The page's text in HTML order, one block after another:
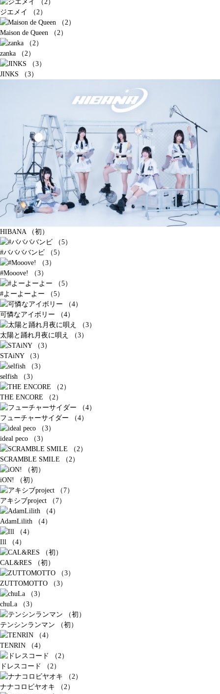
ジエメイ （2）
Maison de Queen （2）
zanka （2）
JINKS （3）
HIBANA （初）
#ババババンビ （5）
#Mooove! （3）
#よーよーよー （5）
可憐なアイボリー （4）
太陽と踊れ月夜に唄え （3）
STAiNY （3）
selfish （3）
THE ENCORE （2）
フューチャーサイダー （4）
ideal peco （3）
SCRAMBLE SMILE （2）
iON! （初）
アキシブproject （7）
AdamLilith （4）
Ill （4）
CAL&RES （初）
ZUTTOMOTTO （3）
chuLa （3）
テンシンランマン （初）
TENRIN （4）
ドレスコード （2）
ナナコロビヤオキ （2）